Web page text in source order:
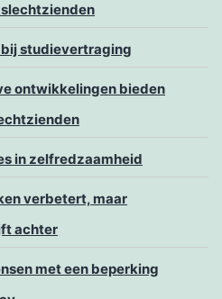
studievertraging
ontwikkelingen bieden
in zelfredzaamheid
verbetert, maar
achter
met een beperking